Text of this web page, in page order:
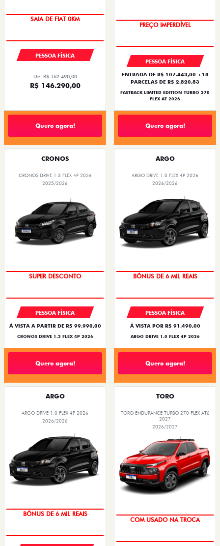
SAIA DE FIAT 0KM
PESSOA FÍSICA
De: R$ 162.490,00
R$ 146.290,00
Quero agora!
PREÇO IMPERDÍVEL
PESSOA FÍSICA
ENTRADA DE R$ 107.443,00 +18
PARCELAS DE R$ 2.820,83
FASTBACK LIMITED EDITION TURBO 270
FLEX AT 2026
Quero agora!
CRONOS
CRONOS DRIVE 1.3 FLEX 4P 2026
2025/2026
SUPER DESCONTO
PESSOA FÍSICA
À VISTA A PARTIR DE R$ 99.990,00
CRONOS DRIVE 1.3 FLEX 4P 2026
Quero agora!
ARGO
ARGO DRIVE 1.0 FLEX 4P 2026
2026/2026
BÔNUS DE 6 MIL REAIS
PESSOA FÍSICA
À VISTA POR R$ 91.490,00
ARGO DRIVE 1.0 FLEX 4P 2026
Quero agora!
ARGO
ARGO DRIVE 1.0 FLEX 4P 2026
2026/2026
BÔNUS DE 6 MIL REAIS
TORO
TORO ENDURANCE TURBO 270 FLEX AT6
2027
2026/2027
COM USADO NA TROCA